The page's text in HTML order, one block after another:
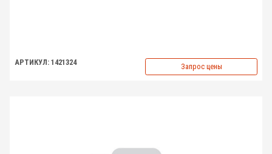
АРТИКУЛ: 1421324 Запрос цены